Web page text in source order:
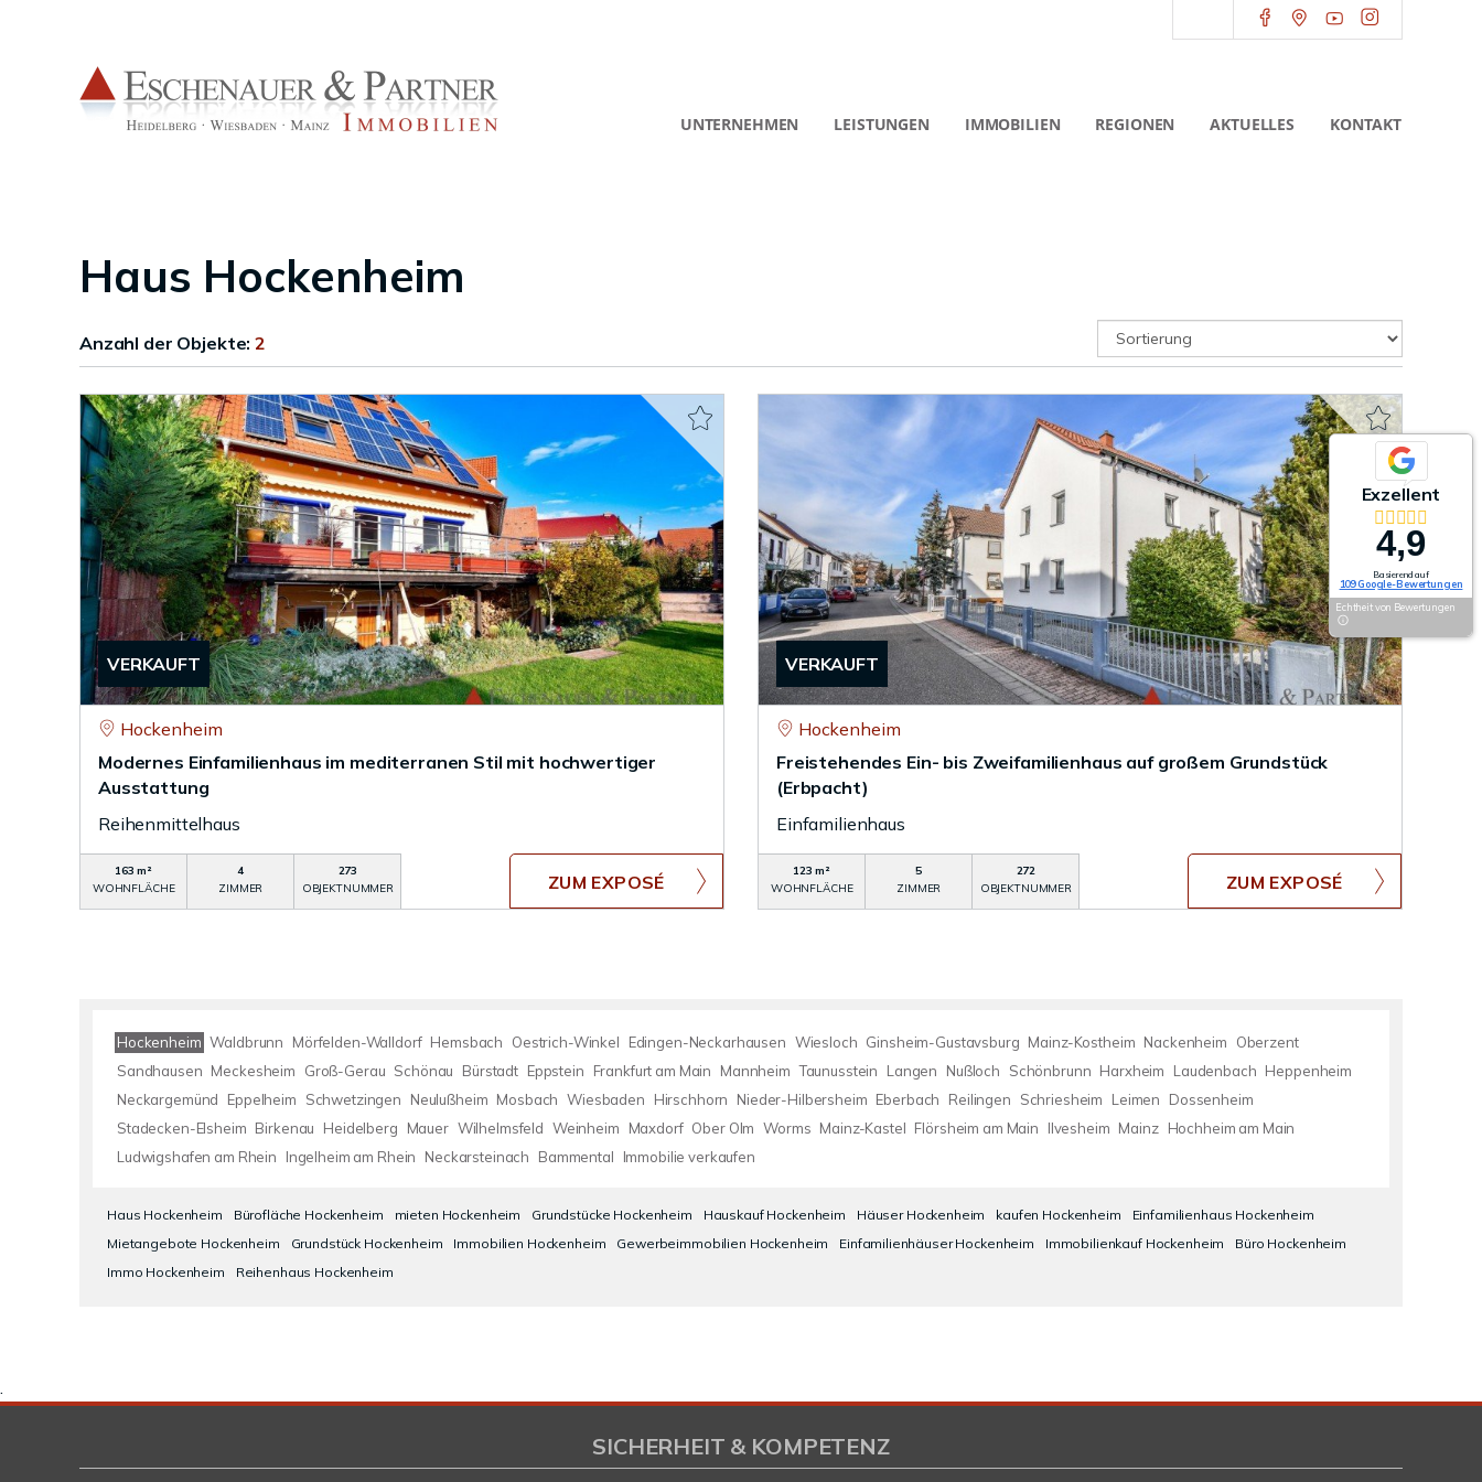
UNTERNEHMEN LEISTUNGEN IMMOBILIEN REGIONEN AKTUELLES KONTAKT
Haus Hockenheim
Anzahl der Objekte:2
VERKAUFT
Hockenheim
Modernes Einfamilienhaus im mediterranen Stil mit hochwertiger
Ausstattung
Reihenmittelhaus
163 m²
WOHNFLÄCHE
4
ZIMMER
273
OBJEKTNUMMER
ZUM EXPOSÉ
VERKAUFT
Hockenheim
Freistehendes Ein- bis Zweifamilienhaus auf großem Grundstück
(Erbpacht)
Einfamilienhaus
123 m²
WOHNFLÄCHE
5
ZIMMER
272
OBJEKTNUMMER
ZUM EXPOSÉ
Hockenheim Waldbrunn Mörfelden-Walldorf Hemsbach Oestrich-Winkel Edingen-Neckarhausen Wiesloch Ginsheim-Gustavsburg Mainz-Kostheim Nackenheim
Oberzent
Sandhausen Meckesheim Groß-Gerau Schönau Bürstadt Eppstein Frankfurt am Main Mannheim Taunusstein Langen Nußloch Schönbrunn Harxheim Laudenbach Heppenheim
Neckargemünd
Eppelheim Schwetzingen Neulußheim Mosbach Wiesbaden Hirschhorn Nieder-Hilbersheim Eberbach Reilingen Schriesheim Leimen
Dossenheim
Stadecken-Elsheim Birkenau Heidelberg Mauer Wilhelmsfeld Weinheim Maxdorf Ober Olm Worms Mainz-Kastel Flörsheim am Main Ilvesheim Mainz Hochheim am Main
Ludwigshafen am Rhein
Ingelheim am Rhein Neckarsteinach Bammental Immobilie verkaufen
Haus Hockenheim Bürofläche Hockenheim mieten Hockenheim Grundstücke Hockenheim Hauskauf Hockenheim Häuser Hockenheim kaufen Hockenheim
Einfamilienhaus Hockenheim
Mietangebote Hockenheim
Grundstück Hockenheim Immobilien Hockenheim Gewerbeimmobilien Hockenheim Einfamilienhäuser Hockenheim Immobilienkauf Hockenheim
Büro Hockenheim
Immo Hockenheim
Reihenhaus Hockenheim
Exzellent
4,9
Basierend auf
109 Google-Bewertungen
Echtheit von Bewertungen
.
SICHERHEIT & KOMPETENZ